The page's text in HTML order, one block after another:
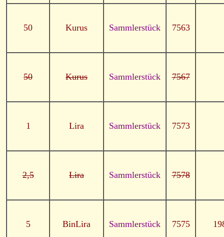
50 Kurus Sammlerstück 7563
50 Kurus Sammlerstück 7567
1 Lira Sammlerstück 7573
2,5 Lira Sammlerstück 7578
5 BinLira Sammlerstück 7575